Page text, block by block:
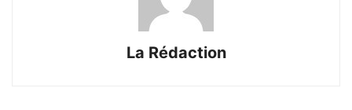
La Rédaction